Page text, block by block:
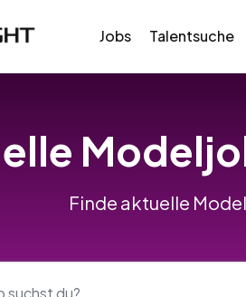
Jobs Talentsuche
Finde aktuelle